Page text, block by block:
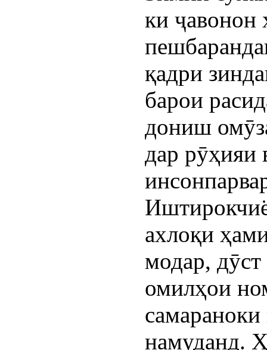
ки ҷавонон
қадри
барои
дониш
дар рӯҳияи
ахлоқи
модар,
омилҳои
намуданд.